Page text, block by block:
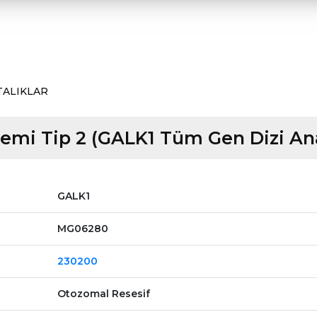
Tip 2 (GALK1 Tüm Gen Dizi
GALK1
MG06280
230200
Otozomal Resesif